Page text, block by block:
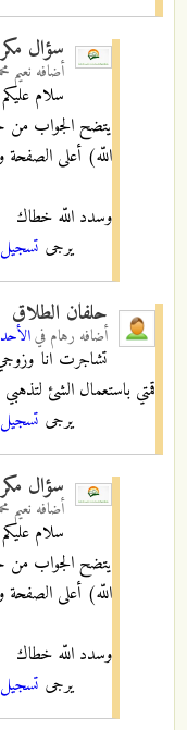
سؤال
أضافه نعيم
سلام
يتضح الجواب من
اللّه) أعلى الصفحة
وسدد اللّه خطاك
يرجى
حلفان الطلاق
أضافه رهام فيالأحد, 20/06/2021 -
تشاجرت انا
قمتي باستعمال الشئ
يرجى
سؤال
أضافه نعيم
سلام
يتضح الجواب من
اللّه) أعلى الصفحة
وسدد اللّه خطاك
يرجى